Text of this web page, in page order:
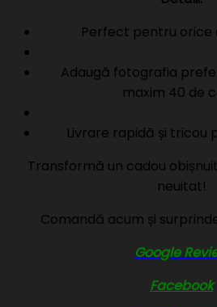
Perfect pentru orice
Adaugă fotografia
maxim 40 de
Livrare rapidă și tricou
Transformă un cadou
neuitat!
Comandă acum și
Google
Facebook